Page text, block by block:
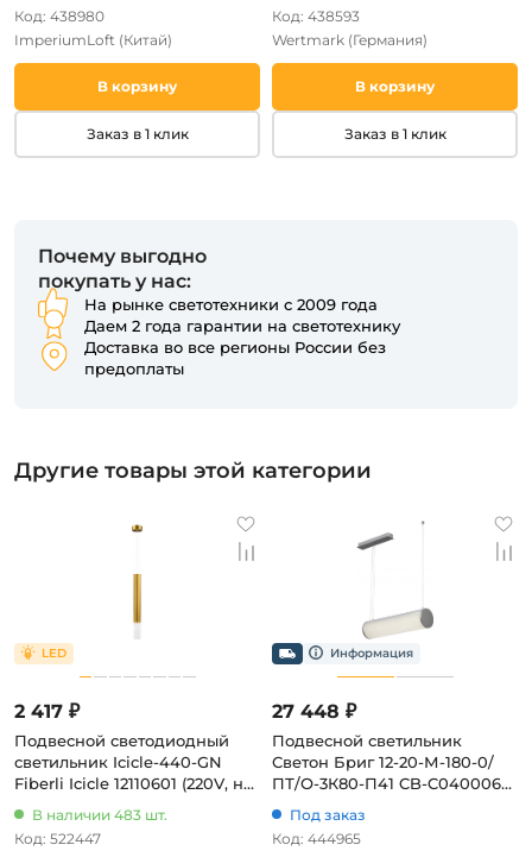
Код: 438980
ImperiumLoft (Китай)
В корзину
Заказ в 1 клик
Код: 438593
Wertmark (Германия)
В корзину
Заказ в 1 клик
Почему выгодно
покупать у нас:
На рынке светотехники с 2009 года
Даем 2 года гарантии на светотехнику
Доставка во все регионы России без
предоплаты
Другие товары этой категории
2 417 ₽
Подвесной светодиодный
светильник Icicle-440-GN
Fiberli Icicle 12110601 (220V, на
В наличии 483 шт.
Код: 522447
27 448 ₽
Подвесной светильник
Светон Бриг 12-20-М-180-0/
ПТ/О-3К80-П41 CB-C0400062
Под заказ
Код: 444965